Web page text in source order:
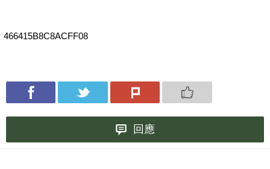
466415B8C8ACFF08
回應